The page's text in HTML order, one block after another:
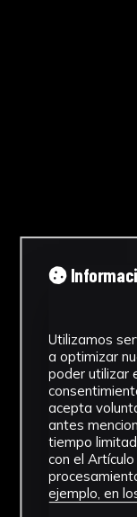
Utilizamos
a optimizar
poder utilizar
acepta
antes
tiempo
con el
ejemplo, en